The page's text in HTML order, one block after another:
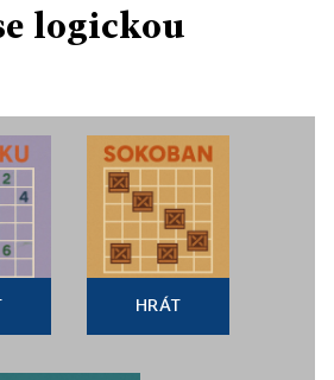
logickou
HRÁT